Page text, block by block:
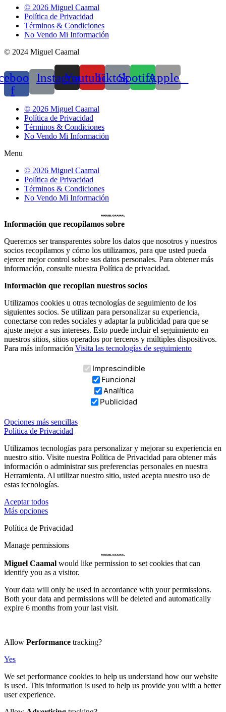
© 2026 Miguel Caamal
Política de Privacidad
Términos & Condiciones
No Vendo Mi Información
© 2024 Miguel Caamal
f
Instagram
YoutubeTiktokSpotifyApple
© 2026 Miguel Caamal
Política de Privacidad
Términos & Condiciones
No Vendo Mi Información
Menu
© 2026 Miguel Caamal
Política de Privacidad
Términos & Condiciones
No Vendo Mi Información
Información que recopilamos sobre
Queremos ser transparentes sobre los datos que nosotros y nuestros
socios recopilamos y cómo los utilizamos, para que usted pueda
ejercer mejor control sobre sus datos personales. Para obtener más
información, consulte nuestra Política de privacidad.
Información que recopilan nuestros socios
Utilizamos cookies u otras tecnologías de seguimiento de los
siguientes socios. Se utilizan para personalizar su experiencia,
conectarse con redes sociales y adaptar la publicidad para que se
ajuste mejor a sus intereses. Esto puede incluir el seguimiento en
nuestros sitios, sitios operados por terceros y múltiples dispositivos.
Para más información Visita las tecnologías de seguimiento
Imprescindible
Funcional
Analítica
Publicidad
Opciones más sencillas
Política de Privacidad
Utilizamos tecnologías para personalizar y mejorar su experiencia en
nuestro sitio. Visite nuestra Política de Privacidad para obtener más
información o administrar sus preferencias personales en nuestra
Herramienta. Al utilizar nuestro sitio, usted acepta nuestro uso de
estas tecnologías.
Aceptar todos
Más opciones
Política de Privacidad
Manage permissions
Miguel Caamal would like permission to set cookies that can
identify you as a visitor.
Your data will only be used in accordance with your permissions.
Both your data and permissions will be deleted and automatically
expire 6 months from your last visit.
Allow Performance tracking?
Yes
We set performance cookies to help us understand how our website
is used. This information is used to help us provide you with a better
user experience.